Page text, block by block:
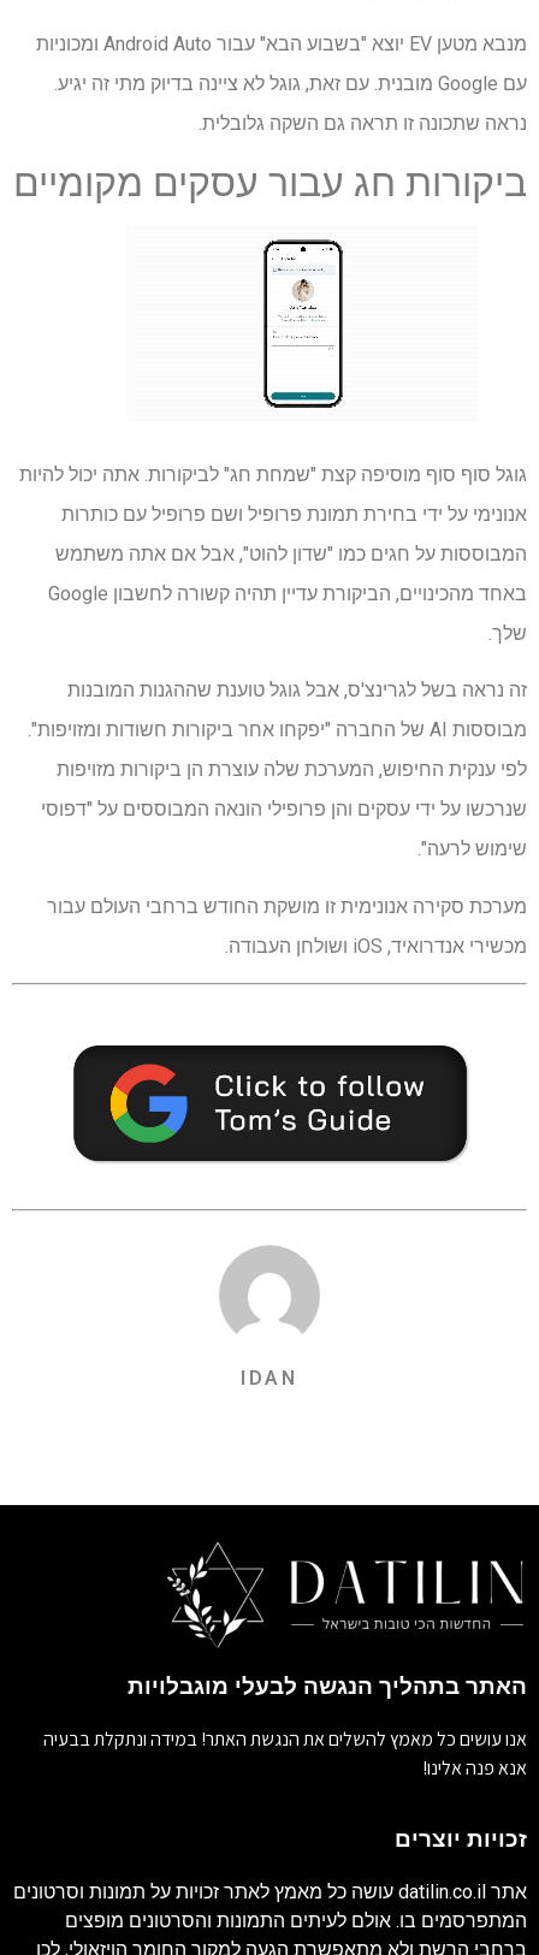
מנבא מטען EV יוצא "בשבוע הבא" עבור Android Auto ומכוניות
עם Google מובנית. עם זאת, גוגל לא ציינה בדיוק מתי זה יגיע.
נראה שתכונה זו תראה גם השקה גלובלית.
ביקורות חג עבור עסקים מקומיים
גוגל סוף סוף מוסיפה קצת "שמחת חג" לביקורות. אתה יכול להיות
אנונימי על ידי בחירת תמונת פרופיל ושם פרופיל עם כותרות
המבוססות על חגים כמו "שדון להוט", אבל אם אתה משתמש
באחד מהכינויים, הביקורת עדיין תהיה קשורה לחשבון Google
שלך.
זה נראה בשל לגרינצ'ס, אבל גוגל טוענת שההגנות המובנות
מבוססות AI של החברה "יפקחו אחר ביקורות חשודות ומזויפות".
לפי ענקית החיפוש, המערכת שלה עוצרת הן ביקורות מזויפות
שנרכשו על ידי עסקים והן פרופילי הונאה המבוססים על "דפוסי
שימוש לרעה".
מערכת סקירה אנונימית זו מושקת החודש ברחבי העולם עבור
מכשירי אנדרואיד, iOS ושולחן העבודה.
IDAN
האתר בתהליך הנגשה לבעלי מוגבלויות
אנו עושים כל מאמץ להשלים את הנגשת האתר! במידה ונתקלת בבעיה
אנא פנה אלינו!
זכויות יוצרים
אתר datilin.co.il עושה כל מאמץ לאתר זכויות על תמונות וסרטונים
המתפרסמים בו. אולם לעיתים התמונות והסרטונים מופצים
ברחבי הרשת ולא מתאפשרת הגעה למקור החומר הויזאולי, לכן